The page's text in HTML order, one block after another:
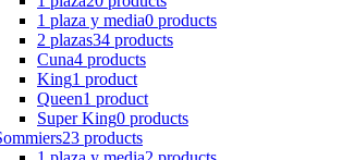
1 plaza y media0 products
2 plazas34 products
Cuna4 products
King1 product
Queen1 product
Super King0 products
23 products